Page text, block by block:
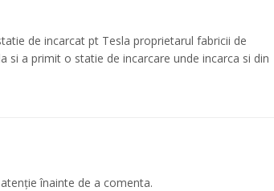
de incarcat pt Tesla proprietarul fabricii de
si a primit o statie de incarcare unde incarca si din
înainte de a comenta.